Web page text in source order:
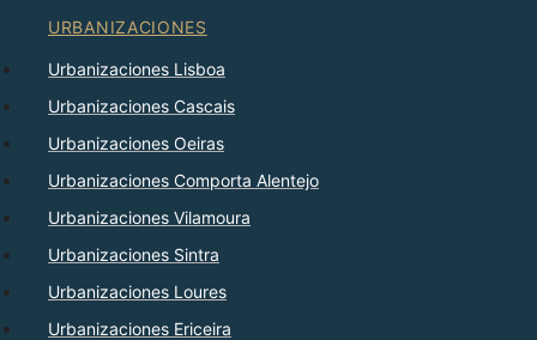
URBANIZACIONES
Urbanizaciones Lisboa
Urbanizaciones Cascais
Urbanizaciones Oeiras
Urbanizaciones Comporta Alentejo
Urbanizaciones Vilamoura
Urbanizaciones Sintra
Urbanizaciones Loures
Urbanizaciones Ericeira